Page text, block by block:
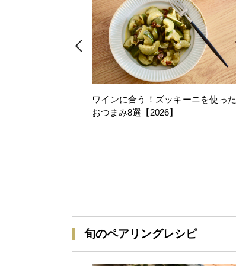
ワインに合う！ズッキーニを使った
おつまみ8選【2026】
旬のペアリングレシピ